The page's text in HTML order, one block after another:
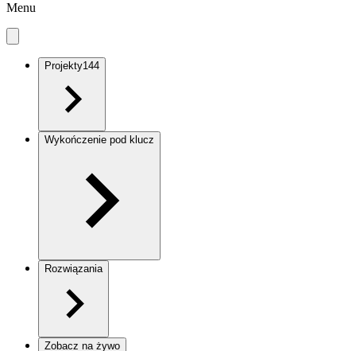
Menu
Projekty144
Wykończenie pod klucz
Rozwiązania
Zobacz na żywo